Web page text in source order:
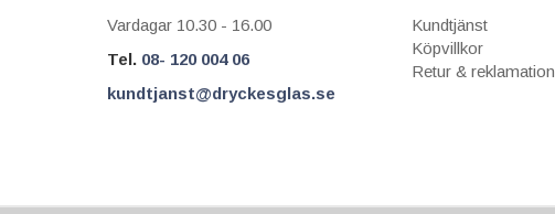
Vardagar 10.30 - 16.00
Tel. 08- 120 004 06
kundtjanst@dryckesglas.se
Kundtjänst
Köpvillkor
Retur & reklamation